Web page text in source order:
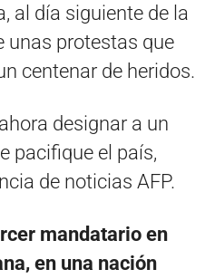
al día siguiente de la
unas protestas que
centenar de heridos.
designar a un
pacifique el país,
de noticias AFP.
mandatario en
en una nación